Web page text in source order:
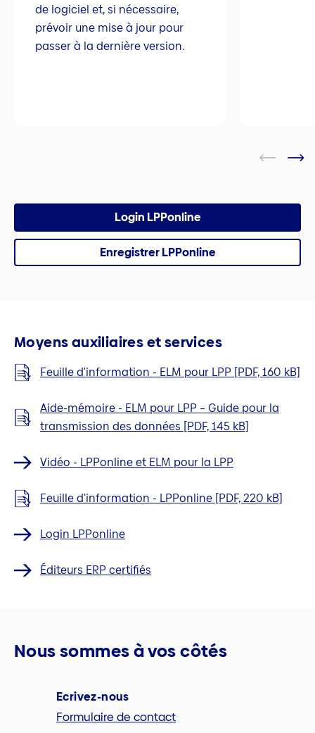
de logiciel et, si nécessaire,
prévoir une mise à jour pour
passer à la dernière version.
Login LPPonline
Enregistrer LPPonline
Moyens auxiliaires et services
Feuille d'information - ELM pour LPP [PDF, 160 kB]
Aide-mémoire - ELM pour LPP – Guide pour la
transmission des données [PDF, 145 kB]
Vidéo - LPPonline et ELM pour la LPP
Feuille d'information - LPPonline [PDF, 220 kB]
Login LPPonline
Éditeurs ERP certifiés
Nous sommes à vos côtés
Ecrivez-nous
Formulaire de contact